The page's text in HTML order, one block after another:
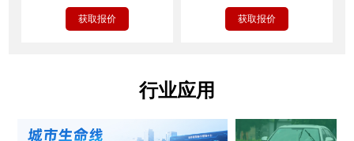
获取报价 获取报价
行业应用